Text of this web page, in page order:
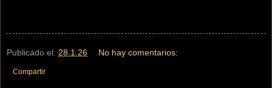
Publicado el: 28.1.26 No hay comentarios:
Compartir